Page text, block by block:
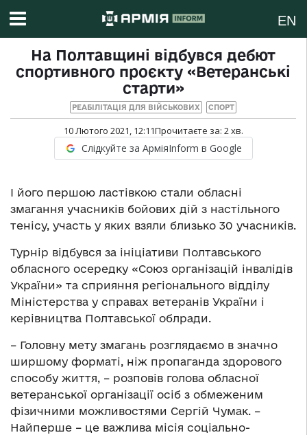
EN
На Полтавщині відбувся дебют
спортивного проєкту «Ветеранські
старти»
РЕАБІЛІТАЦІЯ ДЛЯ ВІЙСЬКОВИХ СПОРТ
10 Лютого 2021, 12:11Прочитаєте за: 2хв.
Слідкуйте за АрміяInform в Google
І його першою ластівкою стали обласні
змагання учасників бойових дій з настільного
тенісу, участь у яких взяли близько 30 учасників.
Турнір відбувся за ініціативи Полтавського
обласного осередку «Союз організацій інвалідів
України» та сприяння регіонального відділу
Міністерства у справах ветеранів України і
керівництва Полтавської облради.
– Головну мету змагань розглядаємо в значно
ширшому форматі, ніж пропаганда здорового
способу життя, – розповів голова обласної
ветеранської організації осіб з обмеженим
фізичними можливостями Сергій Чумак. –
Найперше – це важлива місія соціально-